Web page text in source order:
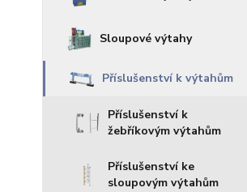
Sloupové výtahy
Příslušenství k výtahům
Příslušenství k
žebříkovým výtahům
Příslušenství ke
sloupovým výtahům